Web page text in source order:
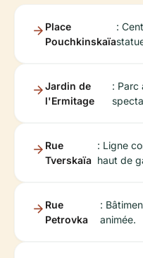
Place
Pouchkinskaïa
:
Jardin de
l'Ermitage
: Parc
Rue
Tverskaïa
: Ligne
haut de
Rue
Petrovka
:
animée.